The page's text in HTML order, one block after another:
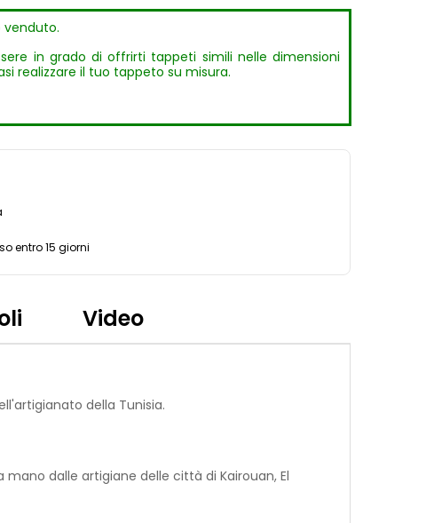
in grado di offrirti tappeti simili nelle dimensioni
realizzare il tuo tappeto su misura.
entro 15 giorni
Video
della Tunisia.
dalle artigiane delle città di Kairouan, El